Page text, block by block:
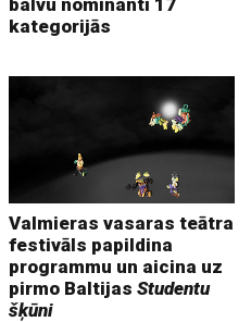
balvu nominanti 17
kategorijās
Valmieras vasaras teātra
festivāls papildina
programmu un aicina uz
pirmo BaltijasStudentu
šķūni